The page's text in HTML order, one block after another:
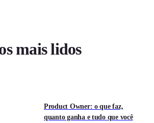
mais lidos
Product Owner: o que faz,
quanto ganha e tudo que você